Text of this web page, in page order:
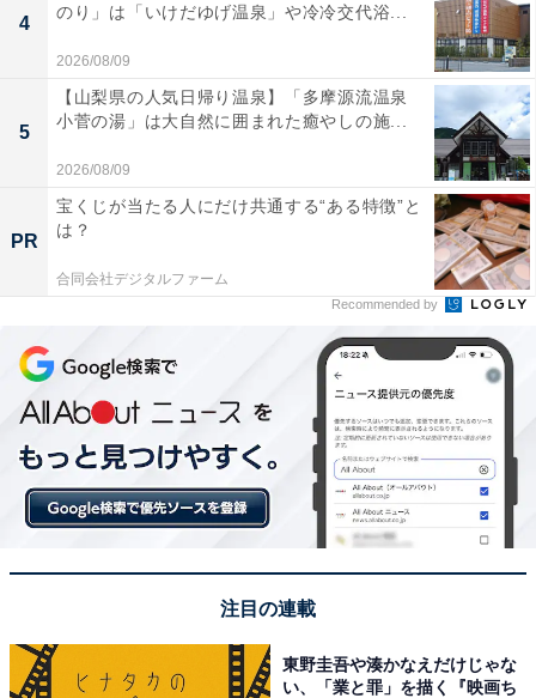
4
のり」は「いけだゆげ温泉」や冷冷交代浴...
2026/08/09
5
【山梨県の人気日帰り温泉】「多摩源流温泉
小菅の湯」は大自然に囲まれた癒やしの施...
2026/08/09
PR
宝くじが当たる人にだけ共通する“ある特徴”と
は？
合同会社デジタルファーム
Recommended by
注目の連載
東野圭吾や湊かなえだけじゃな
い、「業と罪」を描く『映画ち